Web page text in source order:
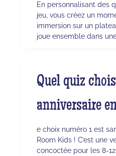
En personnalisant des
jeu, vous créez un
immersion sur un
joue ensemble dans
Quel quiz
anniversaire
e choix numéro 1 est
Room Kids ! C’est une
concoctée pour les 8-